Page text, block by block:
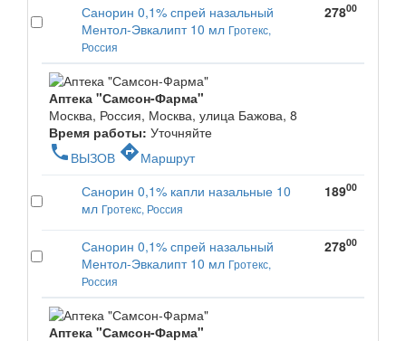
Санорин 0,1% спрей назальный
Ментол-Эвкалипт 10 мл Гротекс,
Россия
27800
Аптека "Самсон-Фарма"
Москва, Россия, Москва, улица Бажова, 8
Время работы: Уточняйте
phone ВЫЗОВ directionsМаршрут
Санорин 0,1% капли назальные 10
мл Гротекс, Россия
18900
Санорин 0,1% спрей назальный
Ментол-Эвкалипт 10 мл Гротекс,
Россия
27800
Аптека "Самсон-Фарма"